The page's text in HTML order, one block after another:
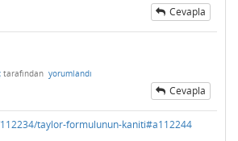
Cevapla
tarafından yorumlandı
Cevapla
taylor-formulunun-kaniti#a112244